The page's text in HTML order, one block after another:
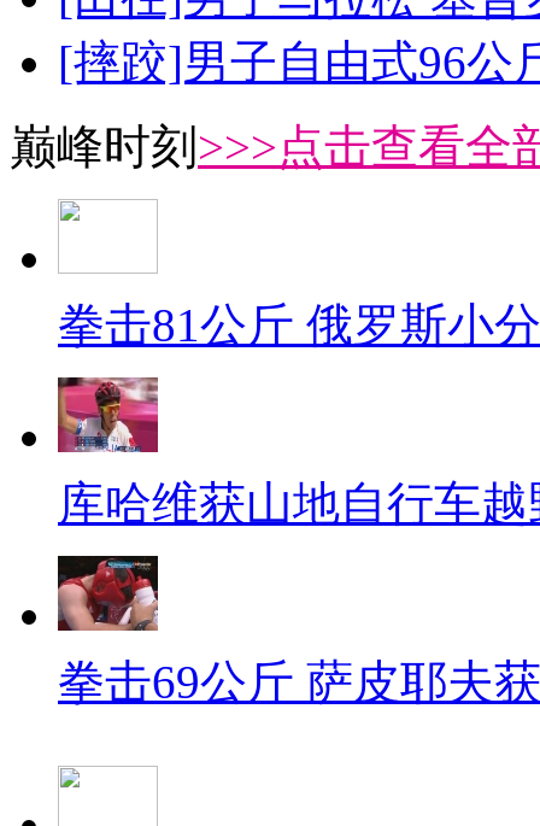
[摔跤]男子自由式96公
巅峰时刻 >>>点击查看全
拳击81公斤 俄罗斯小
库哈维获山地自行车
拳击69公斤 萨皮耶夫